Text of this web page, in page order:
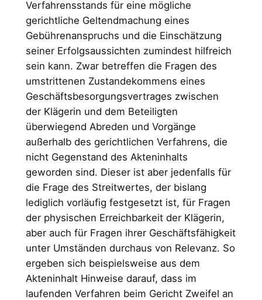
Verfahrensstands für eine mögliche
gerichtliche Geltendmachung eines
Gebührenanspruchs und die Einschätzung
seiner Erfolgsaussichten zumindest hilfreich
sein kann. Zwar betreffen die Fragen des
umstrittenen Zustandekommens eines
Geschäftsbesorgungsvertrages zwischen
der Klägerin und dem Beteiligten
überwiegend Abreden und Vorgänge
außerhalb des gerichtlichen Verfahrens, die
nicht Gegenstand des Akteninhalts
geworden sind. Dieser ist aber jedenfalls für
die Frage des Streitwertes, der bislang
lediglich vorläufig festgesetzt ist, für Fragen
der physischen Erreichbarkeit der Klägerin,
aber auch für Fragen ihrer Geschäftsfähigkeit
unter Umständen durchaus von Relevanz. So
ergeben sich beispielsweise aus dem
Akteninhalt Hinweise darauf, dass im
laufenden Verfahren beim Gericht Zweifel an